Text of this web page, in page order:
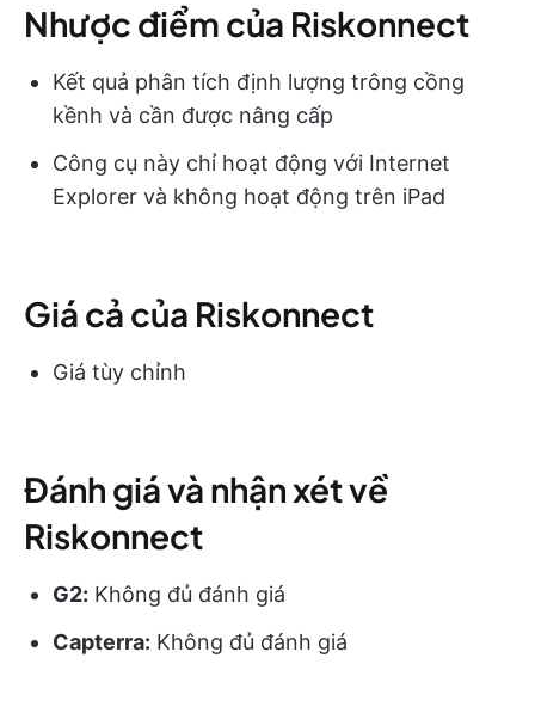
Nhược điểm của Riskonnect
Kết quả phân tích định lượng trông cồng
kềnh và cần được nâng cấp
Công cụ này chỉ hoạt động với Internet
Explorer và không hoạt động trên iPad
Giá cả của Riskonnect
Giá tùy chỉnh
Đánh giá và nhận xét về
Riskonnect
G2: Không đủ đánh giá
Capterra: Không đủ đánh giá